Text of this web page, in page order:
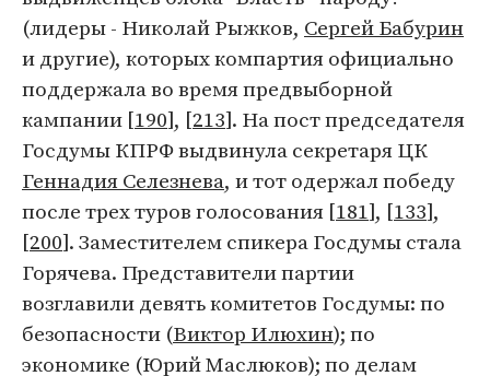
(лидеры - Николай Рыжков, Сергей Бабурин
и другие), которых компартия официально
поддержала во время предвыборной
кампании [190], [213]. На пост председателя
Госдумы КПРФ выдвинула секретаря ЦК
Геннадия Селезнева, и тот одержал победу
после трех туров голосования [181], [133],
[200]. Заместителем спикера Госдумы стала
Горячева. Представители партии
возглавили девять комитетов Госдумы: по
безопасности (Виктор Илюхин); по
экономике (Юрий Маслюков); по делам